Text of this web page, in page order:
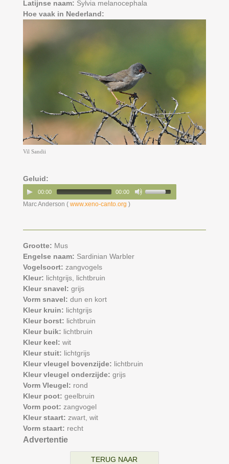
Latijnse naam: Sylvia melanocephala
Hoe vaak in Nederland:
Vil Sandii
Geluid:
00:00 00:00
Marc Anderson ( www.xeno-canto.org )
Grootte: Mus
Engelse naam: Sardinian Warbler
Vogelsoort: zangvogels
Kleur: lichtgrijs, lichtbruin
Kleur snavel: grijs
Vorm snavel: dun en kort
Kleur kruin: lichtgrijs
Kleur borst: lichtbruin
Kleur buik: lichtbruin
Kleur keel: wit
Kleur stuit: lichtgrijs
Kleur vleugel bovenzijde: lichtbruin
Kleur vleugel onderzijde: grijs
Vorm Vleugel: rond
Kleur poot: geelbruin
Vorm poot: zangvogel
Kleur staart: zwart, wit
Vorm staart: recht
Advertentie
TERUG NAAR